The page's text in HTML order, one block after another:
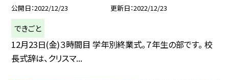
公開日 2022/12/23 更新日 2022/12/23
できごと
12月23日(金)３時間目 学年別終業式。７年生の部です。 校
長式辞は、クリスマ...